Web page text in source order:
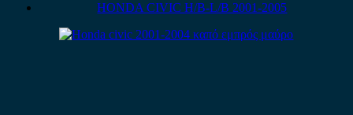
HONDA CIVIC H/B-L/B 2001-2005